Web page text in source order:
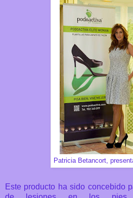
Patricia Betancort,
Este producto ha sido concebido